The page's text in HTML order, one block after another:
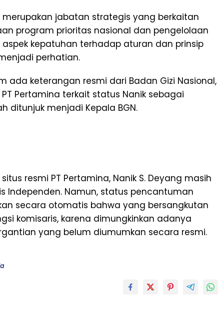
merupakan jabatan strategis yang berkaitan
program prioritas nasional dan pengelolaan
kepatuhan terhadap aturan dan prinsip
perhatian.
ada keterangan resmi dari Badan Gizi Nasional,
Pertamina terkait status Nanik sebagai
ditunjuk menjadi Kepala BGN.
resmi PT Pertamina, Nanik S. Deyang masih
Independen. Namun, status pencantuman
secara otomatis bahwa yang bersangkutan
komisaris, karena dimungkinkan adanya
yang belum diumumkan secara resmi.